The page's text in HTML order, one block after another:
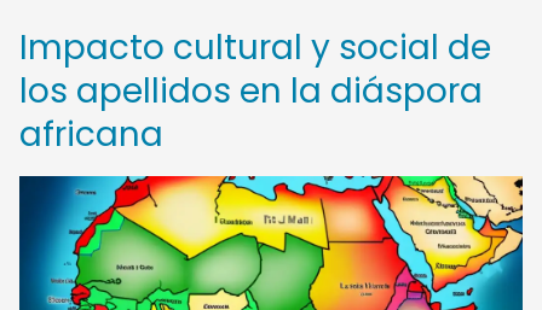
Impacto cultural y social de
los apellidos en la diáspora
africana